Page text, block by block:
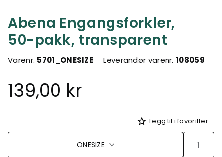
Abena Engangsforkler,
50-pakk, transparent
Varenr. 5701_ONESIZE Leverandør varenr.108059
139,00 kr
Legg til i favoritter
ONESIZE